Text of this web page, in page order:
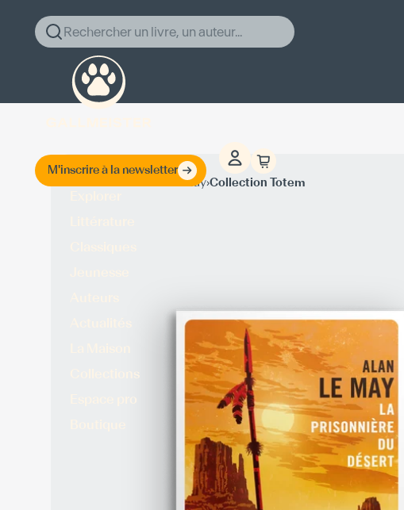
Rechercher un livre, un auteur...
M'inscrire à la newsletter
Alan Le May›Collection Totem